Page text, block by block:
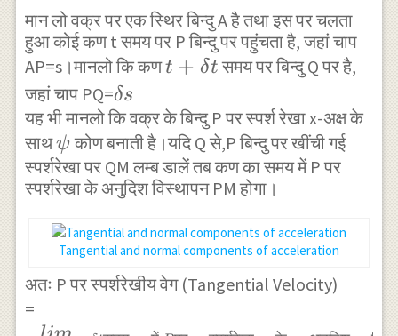
मान लो वक्र पर एक स्थिर बिन्दु A है तथा इस पर चलता
हुआ कोई कण t समय पर P बिन्दु पर पहुंचता है, जहां चाप
AP=s।मानलो कि कणt+\delta
t + δtसमय पर बिन्दु Q पर है,
जहां चाप PQ=\delta
s
δs
यह भी मानलो कि वक्र के बिन्दु P पर स्पर्श रेखा x-अक्ष के
साथ\psi
ψकोण बनाती है।यदि Q से,P बिन्दु पर खींची गई
स्पर्शरेखा पर QM लम्ब डालें तब कण का समय में P पर
स्पर्शरेखा के अनुदिश विस्थापन PM होगा।
Tangential and normal components of acceleration
अतः P पर स्पर्शरेखीय वेग (Tangential Velocity)
=